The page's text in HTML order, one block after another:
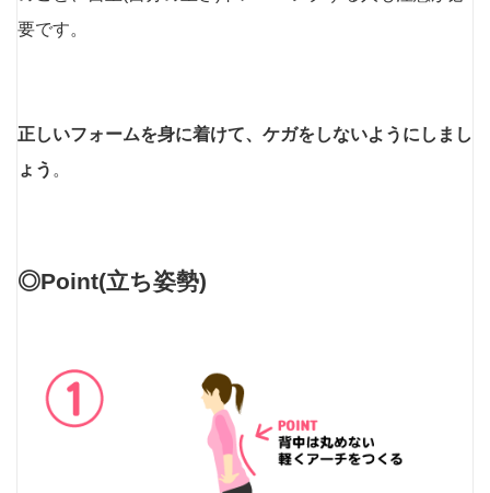
要です。
正しいフォームを身に着けて、ケガをしないようにしまし
ょう 。
◎Point(立ち姿勢)